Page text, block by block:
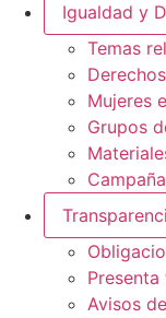
Igualdad y
Temas
Mujeres
Grupos
Avisos